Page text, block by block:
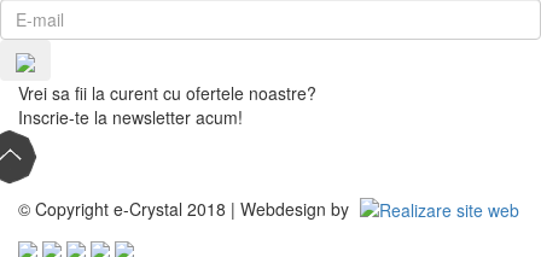
Vrei sa fii la curent cu ofertele noastre?
Inscrie-te la newsletter acum!
© Copyright e-Crystal 2018 | Webdesign by